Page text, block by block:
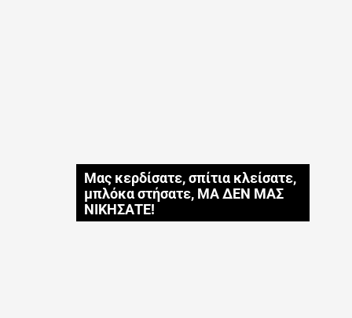
Μας κερδίσατε, σπίτια κλείσατε,
μπλόκα στήσατε, ΜΑ ΔΕΝ ΜΑΣ
ΝΙΚΗΣΑΤΕ!